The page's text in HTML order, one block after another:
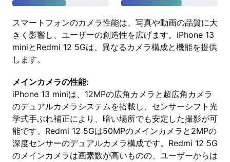
スマートフォンのカメラ性能は、写真や動画の品質に大
きく影響し、ユーザーの創造性を広げます。iPhone 13
miniとRedmi 12 5Gは、異なるカメラ構成と機能を提供
します。
メインカメラの性能:
iPhone 13 miniは、12MPの広角カメラと超広角カメラ
のデュアルカメラシステムを搭載し、センサーシフト光
学式手ぶれ補正により、暗い場所でも安定した撮影が可
能です。Redmi 12 5Gは50MPのメインカメラと2MPの
深度センサーのデュアルカメラ構成です。Redmi 12 5G
のメインカメラは画素数が高いものの、ユーザーからは